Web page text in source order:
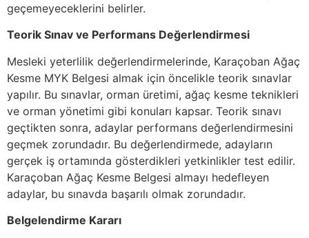
geçemeyeceklerini belirler.
Teorik Sınav ve Performans Değerlendirmesi
Mesleki yeterlilik değerlendirmelerinde, Karaçoban Ağaç
Kesme MYK Belgesi almak için öncelikle teorik sınavlar
yapılır. Bu sınavlar, orman üretimi, ağaç kesme teknikleri
ve orman yönetimi gibi konuları kapsar. Teorik sınavı
geçtikten sonra, adaylar performans değerlendirmesini
geçmek zorundadır. Bu değerlendirmede, adayların
gerçek iş ortamında gösterdikleri yetkinlikler test edilir.
Karaçoban Ağaç Kesme Belgesi almayı hedefleyen
adaylar, bu sınavda başarılı olmak zorundadır.
Belgelendirme Kararı